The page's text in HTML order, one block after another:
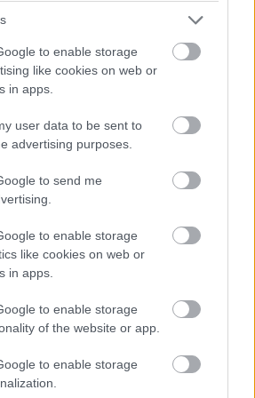
to enable storage
like cookies on web or
in apps.
user data to be sent to
advertising purposes.
to send me
to enable storage
like cookies on web or
in apps.
to enable storage
of the website or app.
to enable storage
épít az Acer
29. 13:00
és Radeon RX
vezérlővel is vihető lesz a
laptop.
a legújabb
Predator Helios
bár önmagukban nem jelentenek
az egyik verzió érdekesnek